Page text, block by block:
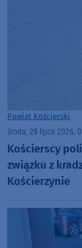
Powiat Kościerski
środa, 29 lipca 2026,
Kościerscy
związku z
Kościerzynie